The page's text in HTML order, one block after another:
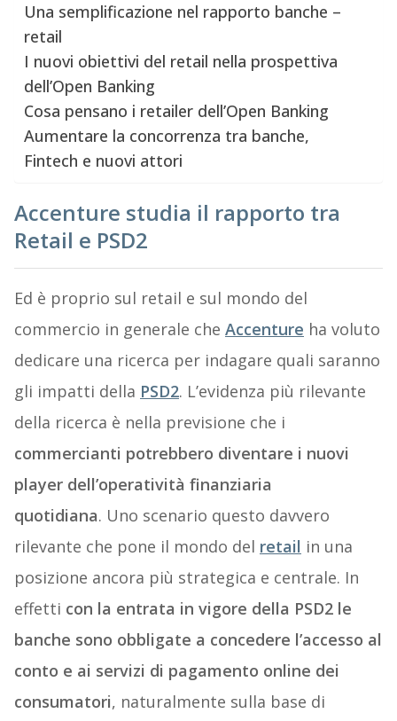
Una semplificazione nel rapporto banche –
retail
I nuovi obiettivi del retail nella prospettiva
dell’Open Banking
Cosa pensano i retailer dell’Open Banking
Aumentare la concorrenza tra banche,
Fintech e nuovi attori
Accenture studia il rapporto tra
Retail e PSD2
Ed è proprio sul retail e sul mondo del
commercio in generale che Accenture ha voluto
dedicare una ricerca per indagare quali saranno
gli impatti della PSD2. L’evidenza più rilevante
della ricerca è nella previsione che i
commercianti potrebbero diventare i nuovi
player dell’operatività finanziaria
quotidiana. Uno scenario questo davvero
rilevante che pone il mondo del retail in una
posizione ancora più strategica e centrale. In
effetti con la entrata in vigore della PSD2 le
banche sono obbligate a concedere l’accesso al
conto e ai servizi di pagamento online dei
consumatori, naturalmente sulla base di